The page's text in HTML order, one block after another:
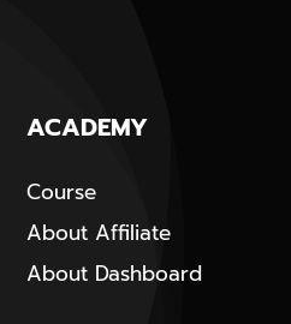
ACADEMY
Course
About Affiliate
About Dashboard